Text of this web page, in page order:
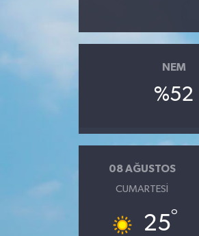
NEM
%52
08 AĞUSTOS
CUMARTESI
25°
KÜLTÜR SANAT